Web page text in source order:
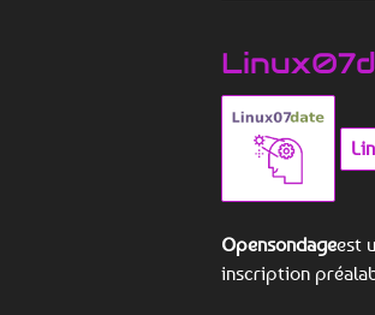
Opensondageest
inscription